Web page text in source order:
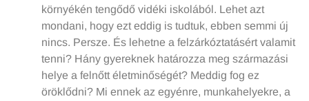
környékén tengődő vidéki iskolából. Lehet azt
mondani, hogy ezt eddig is tudtuk, ebben semmi új
nincs. Persze. És lehetne a felzárkóztatásért valamit
tenni? Hány gyereknek határozza meg származási
helye a felnőtt életminőségét? Meddig fog ez
öröklődni? Mi ennek az egyénre, munkahelyekre, a